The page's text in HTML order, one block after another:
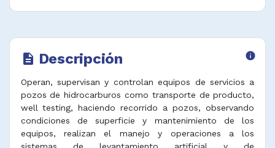
description Descripción info
Operan, supervisan y controlan equipos de servicios a
pozos de hidrocarburos como transporte de producto,
well testing, haciendo recorrido a pozos, observando
condiciones de superficie y mantenimiento de los
equipos, realizan el manejo y operaciones a los
sistemas de levantamiento artificial y de